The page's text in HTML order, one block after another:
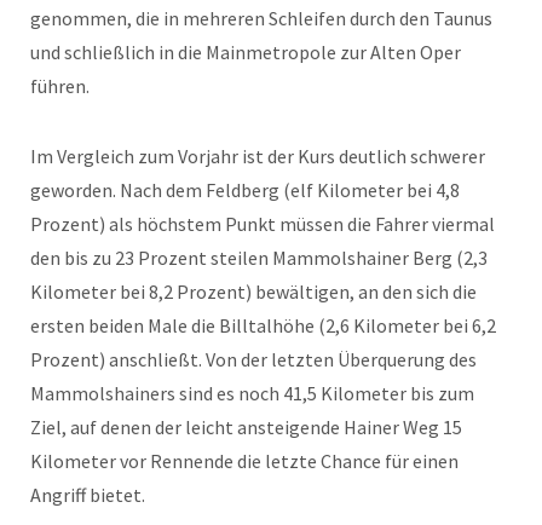
genommen, die in mehreren Schleifen durch den Taunus
und schließlich in die Mainmetropole zur Alten Oper
führen.
Im Vergleich zum Vorjahr ist der Kurs deutlich schwerer
geworden. Nach dem Feldberg (elf Kilometer bei 4,8
Prozent) als höchstem Punkt müssen die Fahrer viermal
den bis zu 23 Prozent steilen Mammolshainer Berg (2,3
Kilometer bei 8,2 Prozent) bewältigen, an den sich die
ersten beiden Male die Billtalhöhe (2,6 Kilometer bei 6,2
Prozent) anschließt. Von der letzten Überquerung des
Mammolshainers sind es noch 41,5 Kilometer bis zum
Ziel, auf denen der leicht ansteigende Hainer Weg 15
Kilometer vor Rennende die letzte Chance für einen
Angriff bietet.